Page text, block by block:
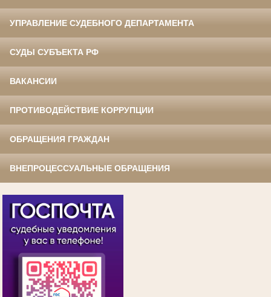
УПРАВЛЕНИЕ СУДЕБНОГО ДЕПАРТАМЕНТА
СУДЫ СУБЪЕКТА РФ
ВАКАНСИИ
ПРОТИВОДЕЙСТВИЕ КОРРУПЦИИ
ОБРАЩЕНИЯ ГРАЖДАН
ВНЕПРОЦЕССУАЛЬНЫЕ ОБРАЩЕНИЯ